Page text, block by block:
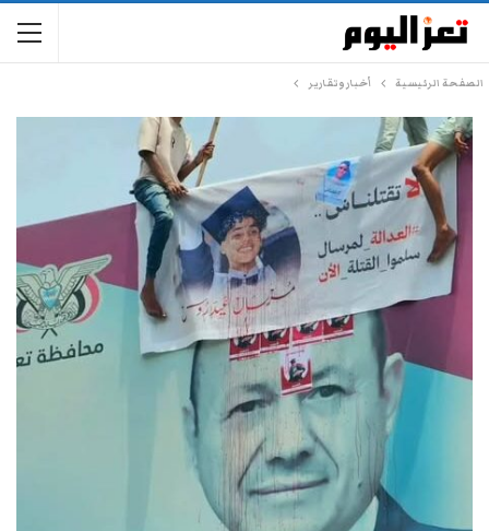
الصفحة الرئيسية أخبار وتقارير